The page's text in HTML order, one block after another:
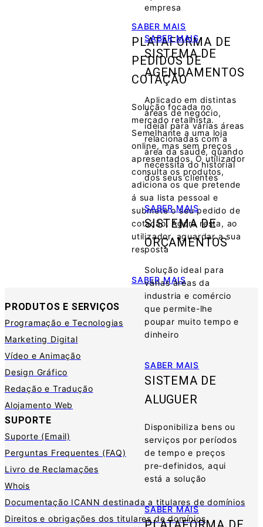
empresa
SABER MAIS
SISTEMA DE
AGENDAMENTOS
Aplicado em distintas
áreas de negócio,
ideial para várias áreas
relacionadas com a
área da saude, quando
necessita do historial
dos seus clientes
SABER MAIS
SISTEMA DE
ORÇAMENTOS
Solução ideal para
várias áreas da
industria e comércio
que permite-lhe
poupar muito tempo e
dinheiro
SABER MAIS
SISTEMA DE
ALUGUER
Disponibiliza bens ou
serviços por períodos
de tempo e preços
pre-definidos, aqui
está a solução
SABER MAIS
SABER MAIS
PLATAFORMA DE
PEDIDOS DE
COTAÇÃO
Solução focada no
mercado retalhista.
Semelhante a uma loja
online, mas sem preços
apresentados. O utilizador
consulta os produtos,
adiciona os que pretende
á sua lista pessoal e
submete o seu pedido de
cotação. Agora resta, ao
utilizador, aguardar a sua
resposta
SABER MAIS
PRODUTOS E SERVIÇOS
Programação e Tecnologias
Marketing Digital
Vídeo e Animação
Design Gráfico
Redação e Tradução
Alojamento Web
SUPORTE
Suporte (Email)
Perguntas Frequentes (FAQ)
Livro de Reclamações
Whois
Documentação ICANN destinada a titulares de domínios
Direitos e obrigações dos titulares de domínios